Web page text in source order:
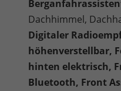
Dachhimmel,
Digitaler
höhenverstellbar,
hinten elektrisch,
Bluetooth, Front